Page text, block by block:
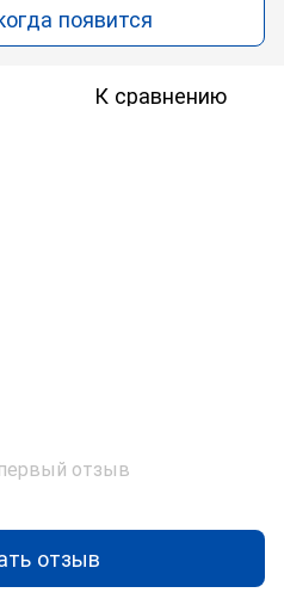
появится
К сравнению
отзыв
отзыв